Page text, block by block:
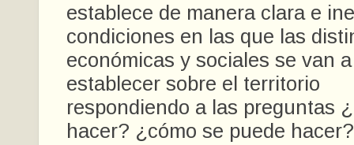
establece de manera clara e
condiciones en las que las
económicas y sociales se van
establecer sobre el territorio
respondiendo a las preguntas
hacer? ¿cómo se puede